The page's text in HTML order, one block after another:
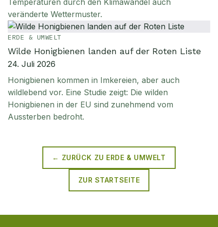
Temperaturen durch den Klimawandel auch
veränderte Wettermuster.
ERDE & UMWELT
Wilde Honigbienen landen auf der Roten Liste
24. Juli 2026
Honigbienen kommen in Imkereien, aber auch
wildlebend vor. Eine Studie zeigt: Die wilden
Honigbienen in der EU sind zunehmend vom
Aussterben bedroht.
← ZURÜCK ZU ERDE & UMWELT
ZUR STARTSEITE